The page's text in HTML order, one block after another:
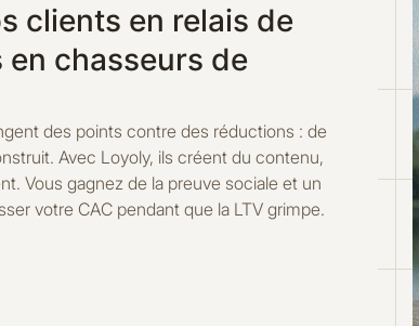
clients en relais de
chasseurs de
des points contre des réductions : de
Avec Loyoly, ils créent du contenu,
Vous gagnez de la preuve sociale et un
votre CAC pendant que la LTV grimpe.